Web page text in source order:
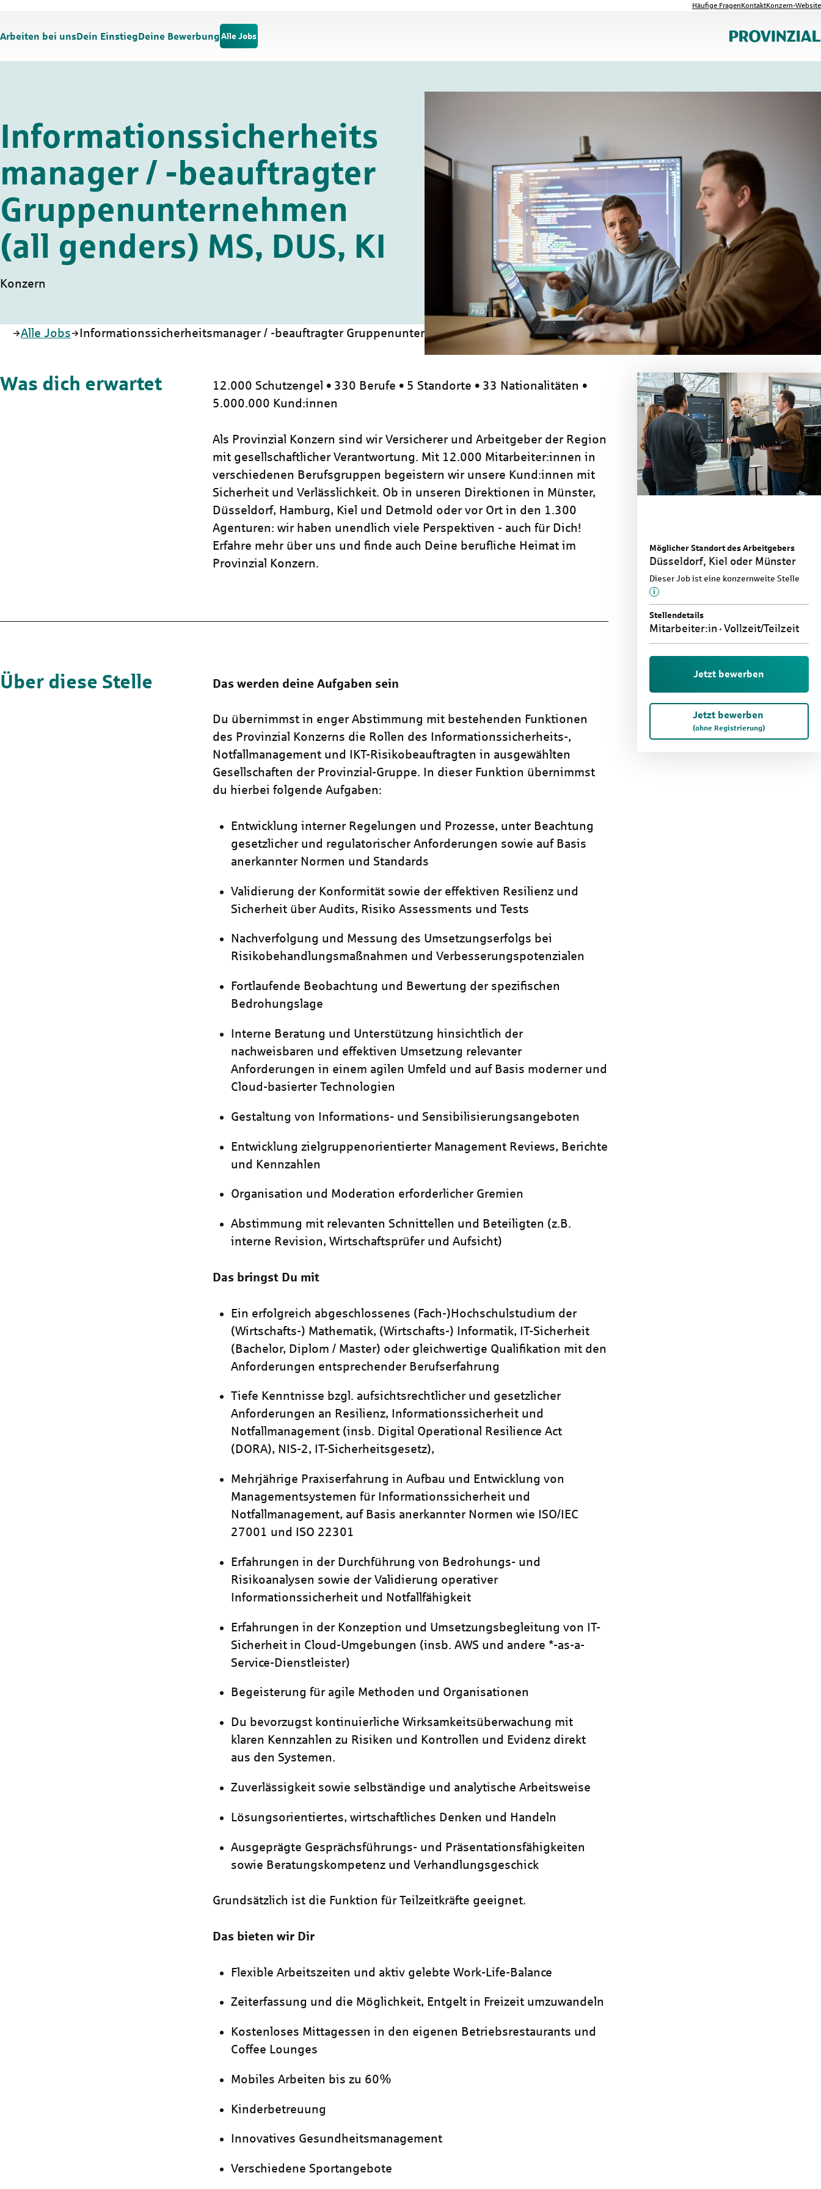
Häufige FragenKontaktKonzern-Website
Arbeiten bei unsDein EinstiegDeine Bewerbung Alle Jobs
Informationssicherheits
manager / -beauftragter
Gruppenunternehmen
(all genders) MS, DUS, KI
Konzern
Startseite
Alle Jobs Informationssicherheitsmanager / -beauftragter Gruppenunternehmen (all genders) MS, DUS, KI
Möglicher Standort des Arbeitgebers
Düsseldorf, Kiel oder Münster
Dieser Job ist eine konzernweite Stelle
Mehr Informationen zu diesem
Stellendetails
Mitarbeiter:in Vollzeit/Teilzeit
Jetzt bewerben
Jetzt bewerben
(ohne Registrierung)
Was dich erwartet
12.000 Schutzengel • 330 Berufe • 5 Standorte • 33 Nationalitäten •
5.000.000 Kund:innen
Als Provinzial Konzern sind wir Versicherer und Arbeitgeber der Region
mit gesellschaftlicher Verantwortung. Mit 12.000 Mitarbeiter:innen in
verschiedenen Berufsgruppen begeistern wir unsere Kund:innen mit
Sicherheit und Verlässlichkeit. Ob in unseren Direktionen in Münster,
Düsseldorf, Hamburg, Kiel und Detmold oder vor Ort in den 1.300
Agenturen: wir haben unendlich viele Perspektiven - auch für Dich!
Erfahre mehr über uns und finde auch Deine berufliche Heimat im
Provinzial Konzern.
Über diese Stelle Das werden deine Aufgaben sein
Du übernimmst in enger Abstimmung mit bestehenden Funktionen
des Provinzial Konzerns die Rollen des Informationssicherheits-,
Notfallmanagement und IKT-Risikobeauftragten in ausgewählten
Gesellschaften der Provinzial-Gruppe. In dieser Funktion übernimmst
du hierbei folgende Aufgaben:
Entwicklung interner Regelungen und Prozesse, unter Beachtung
gesetzlicher und regulatorischer Anforderungen sowie auf Basis
anerkannter Normen und Standards
Validierung der Konformität sowie der effektiven Resilienz und
Sicherheit über Audits, Risiko Assessments und Tests
Nachverfolgung und Messung des Umsetzungserfolgs bei
Risikobehandlungsmaßnahmen und Verbesserungspotenzialen
Fortlaufende Beobachtung und Bewertung der spezifischen
Bedrohungslage
Interne Beratung und Unterstützung hinsichtlich der
nachweisbaren und effektiven Umsetzung relevanter
Anforderungen in einem agilen Umfeld und auf Basis moderner und
Cloud-basierter Technologien
Gestaltung von Informations- und Sensibilisierungsangeboten
Entwicklung zielgruppenorientierter Management Reviews, Berichte
und Kennzahlen
Organisation und Moderation erforderlicher Gremien
Abstimmung mit relevanten Schnittellen und Beteiligten (z.B.
interne Revision, Wirtschaftsprüfer und Aufsicht)
Das bringst Du mit
Ein erfolgreich abgeschlossenes (Fach-)Hochschulstudium der
(Wirtschafts-) Mathematik, (Wirtschafts-) Informatik, IT-Sicherheit
(Bachelor, Diplom / Master) oder gleichwertige Qualifikation mit den
Anforderungen entsprechender Berufserfahrung
Tiefe Kenntnisse bzgl. aufsichtsrechtlicher und gesetzlicher
Anforderungen an Resilienz, Informationssicherheit und
Notfallmanagement (insb. Digital Operational Resilience Act
(DORA), NIS-2, IT-Sicherheitsgesetz),
Mehrjährige Praxiserfahrung in Aufbau und Entwicklung von
Managementsystemen für Informationssicherheit und
Notfallmanagement, auf Basis anerkannter Normen wie ISO/IEC
27001 und ISO 22301
Erfahrungen in der Durchführung von Bedrohungs- und
Risikoanalysen sowie der Validierung operativer
Informationssicherheit und Notfallfähigkeit
Erfahrungen in der Konzeption und Umsetzungsbegleitung von IT-
Sicherheit in Cloud-Umgebungen (insb. AWS und andere *-as-a-
Service-Dienstleister)
Begeisterung für agile Methoden und Organisationen
Du bevorzugst kontinuierliche Wirksamkeitsüberwachung mit
klaren Kennzahlen zu Risiken und Kontrollen und Evidenz direkt
aus den Systemen.
Zuverlässigkeit sowie selbständige und analytische Arbeitsweise
Lösungsorientiertes, wirtschaftliches Denken und Handeln
Ausgeprägte Gesprächsführungs- und Präsentationsfähigkeiten
sowie Beratungskompetenz und Verhandlungsgeschick
Grundsätzlich ist die Funktion für Teilzeitkräfte geeignet.
Das bieten wir Dir
Flexible Arbeitszeiten und aktiv gelebte Work-Life-Balance
Zeiterfassung und die Möglichkeit, Entgelt in Freizeit umzuwandeln
Kostenloses Mittagessen in den eigenen Betriebsrestaurants und
Coffee Lounges
Mobiles Arbeiten bis zu 60%
Kinderbetreuung
Innovatives Gesundheitsmanagement
Verschiedene Sportangebote